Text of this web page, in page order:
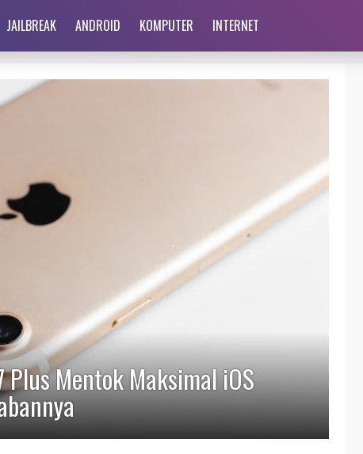
JAILBREAK ANDROID KOMPUTER INTERNET
Plus Mentok Maksimal iOS